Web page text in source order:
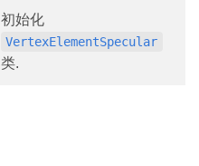
初始化
VertexElementSpecular
类.